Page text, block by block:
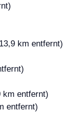
km entfernt)
km entfernt)
entfernt)